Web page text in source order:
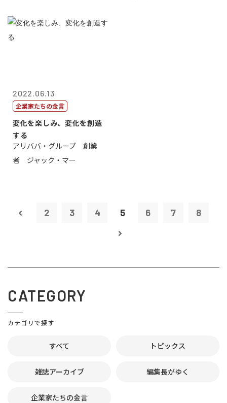
2022.06.13
企業家たちの金言
変化を楽しみ、変化を創造
する
アリババ・グループ 創業
者 ジャック・マー
2 3 4 5 6 7 8
CATEGORY
カテゴリで探す
すべて トピックス
雑誌アーカイブ 編集長がゆく
企業家たちの金言